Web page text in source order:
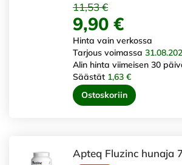
11,53 €
9,90 €
Hinta vain verkossa
Tarjous voimassa
Alin hinta viimeisen 30
Säästät 1,63 €
Ostoskoriin
Apteq Fluzinc hunaja